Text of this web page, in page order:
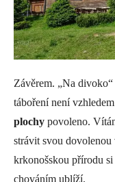
Závěrem. „Na
táboření není
plochy povoleno.
strávit svou
krkonošskou přírodu
chováním ublíží.